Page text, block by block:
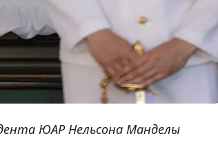
ЮАР Нельсона Манделы